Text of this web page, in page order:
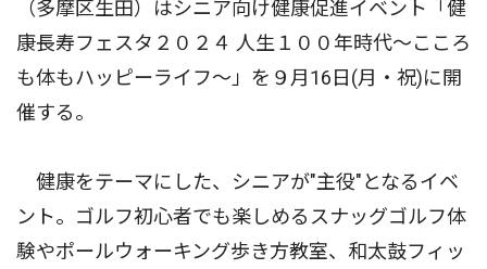
（多摩区生田）はシニア向け健康促進イベント「健
康長寿フェスタ２０２４ 人生１００年時代〜こころ
も体もハッピーライフ〜」を９月16日(月・祝)に開
催する。
健康をテーマにした、シニアが"主役"となるイベ
ント。ゴルフ初心者でも楽しめるスナッグゴルフ体
験やポールウォーキング歩き方教室、和太鼓フィッ